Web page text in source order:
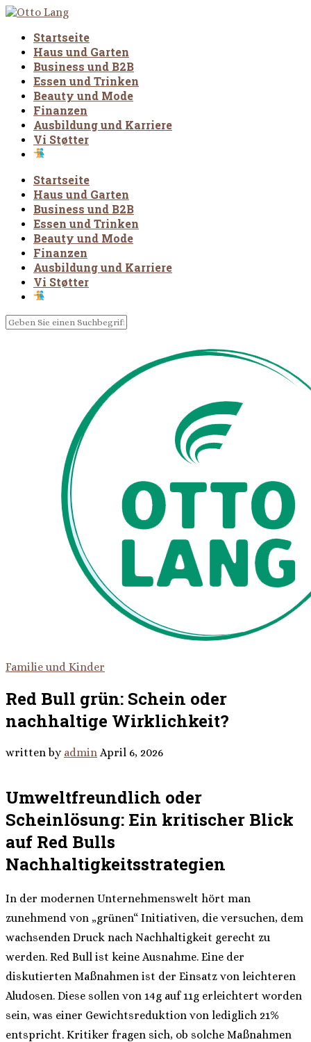
Startseite
Haus und Garten
Business und B2B
Essen und Trinken
Beauty und Mode
Finanzen
Ausbildung und Karriere
Vi Støtter
Startseite
Haus und Garten
Business und B2B
Essen und Trinken
Beauty und Mode
Finanzen
Ausbildung und Karriere
Vi Støtter
Familie und Kinder
Red Bull grün: Schein oder
nachhaltige Wirklichkeit?
written by admin April 6, 2026
Umweltfreundlich oder
Scheinlösung: Ein kritischer Blick
auf Red Bulls
Nachhaltigkeitsstrategien
In der modernen Unternehmenswelt hört man
zunehmend von „grünen“ Initiativen, die versuchen, dem
wachsenden Druck nach Nachhaltigkeit gerecht zu
werden. Red Bull ist keine Ausnahme. Eine der
diskutierten Maßnahmen ist der Einsatz von leichteren
Aludosen. Diese sollen von 14g auf 11g erleichtert worden
sein, was einer Gewichtsreduktion von lediglich 21%
entspricht. Kritiker fragen sich, ob solche Maßnahmen